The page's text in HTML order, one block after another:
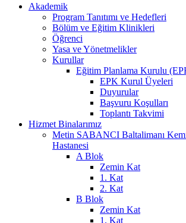
Akademik
Program Tanıtımı ve Hedefleri
Bölüm ve Eğitim Klinikleri
Öğrenci
Yasa ve Yönetmelikler
Kurullar
Eğitim Planlama Kurulu
EPK Kurul Üyeleri
Duyurular
Başvuru Koşulları
Toplantı Takvimi
Hizmet Binalarımız
Metin SABANCI Baltalimanı
Hastanesi
A Blok
Zemin Kat
1. Kat
2. Kat
B Blok
Zemin Kat
1. Kat